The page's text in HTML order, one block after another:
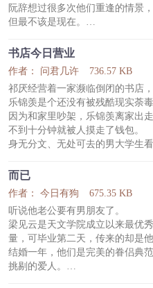
阮辞想过很多次他们重逢的情景，
但最不该是现在。
辞早就生病坏掉了，烂透了。
29岁的付燕亭一表人才，气宇不
像從前一样厚着脸皮赖着他。
于是该怎么躲着付燕亭就成了阮
他出入上下班不用正门，走的偏
可付燕亭的车总是有预知能力一
他取药也不去医院了，就在诊所取
可今日诊所的坐诊医生居然又是
书店今日营业
作者： 问君几许 736.57 KB
祁厌经营着一家濒临倒闭的书店
乐锦羡是个还没有被残酷现实荼毒
因为和家里吵架，乐锦羡离家出
不到十分钟就被人摸走了钱包。
身无分文、无处可去的男大学生
他于是走到男人面前，问对方：“
男人掀起眼皮看了他一眼，接着
乐锦羡：“……？”
咸鱼攻x乐天派受
低能量懒猫猫x精力充沛小狗
小甜文，日常向
标签：猫1狗0 咸鱼攻
而已
作者： 今日有狗 675.35 KB
听说他老公要有男朋友了。
梁见云是天文学院成立以来最优
量，可毕业第二天，传来的却是
结婚一年，他们是完美的眷侣典
挑剔的爱人。